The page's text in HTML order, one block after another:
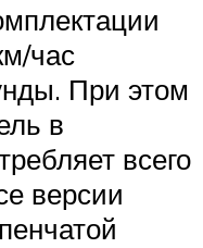
час
При этом
в
всего
версии